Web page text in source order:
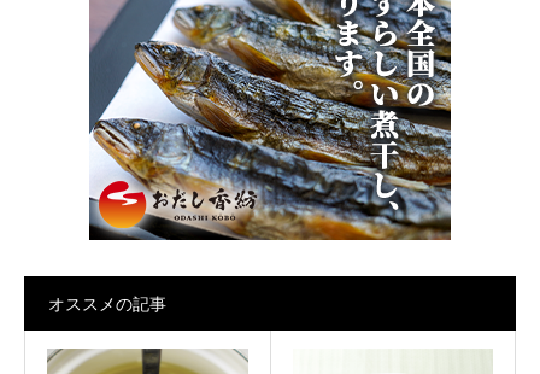
オススメの記事